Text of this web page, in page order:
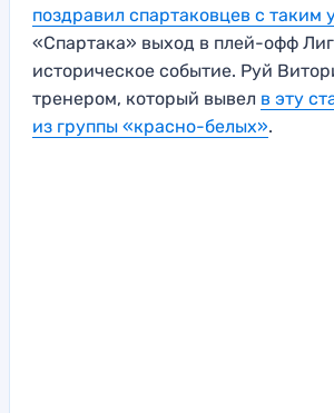
поздравил спартаковцев с таким
«Спартака» выход в плей-офф
историческое событие. Руй
тренером, который вывел в эту
из группы «красно-белых».